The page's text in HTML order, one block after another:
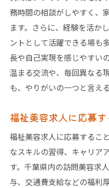
務時間の相談がしやすく、
ます。さらに、経験を活か
ントとして活躍できる場も
長や自己実現を感じやすい
温まる交流や、毎回異なる
も、やりがいの一つと言え
福祉美容求人に応募
福祉美容求人に応募するこ
なスキルの習得、キャリア
す。千葉県内の訪問美容求
与、交通費支給などの福利